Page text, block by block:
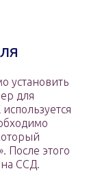
установить
для
После этого
ССД.